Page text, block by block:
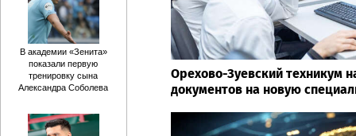
Орехово-Зуевский техникум
документов на новую
В академии «Зенита»
показали первую
тренировку сына
Александра Соболева